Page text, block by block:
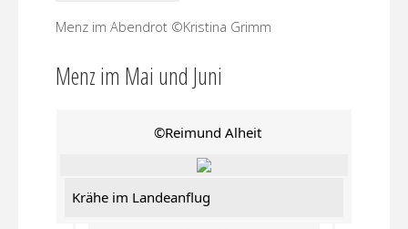
Menz im Abendrot ©Kristina Grimm
Menz im Mai und Juni
©Reimund Alheit
Krähe im Landeanflug